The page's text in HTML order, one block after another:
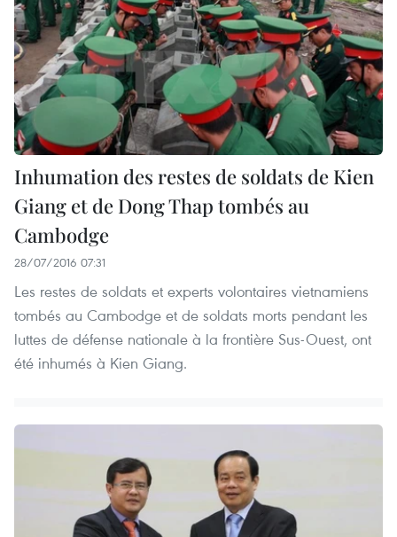
Inhumation des restes de soldats de Kien
Giang et de Dong Thap tombés au
Cambodge
28/07/2016 07:31
Les restes de soldats et experts volontaires vietnamiens
tombés au Cambodge et de soldats morts pendant les
luttes de défense nationale à la frontière Sus-Ouest, ont
été inhumés à Kien Giang.